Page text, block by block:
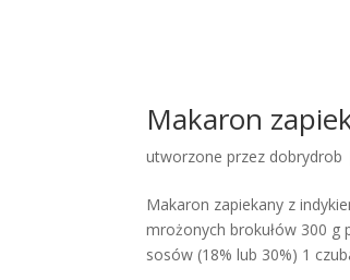
Makaron
utworzone przez dobrydrob
Makaron zapiekany z
mrożonych brokułów 300 g
sosów (18% lub 30%) 1